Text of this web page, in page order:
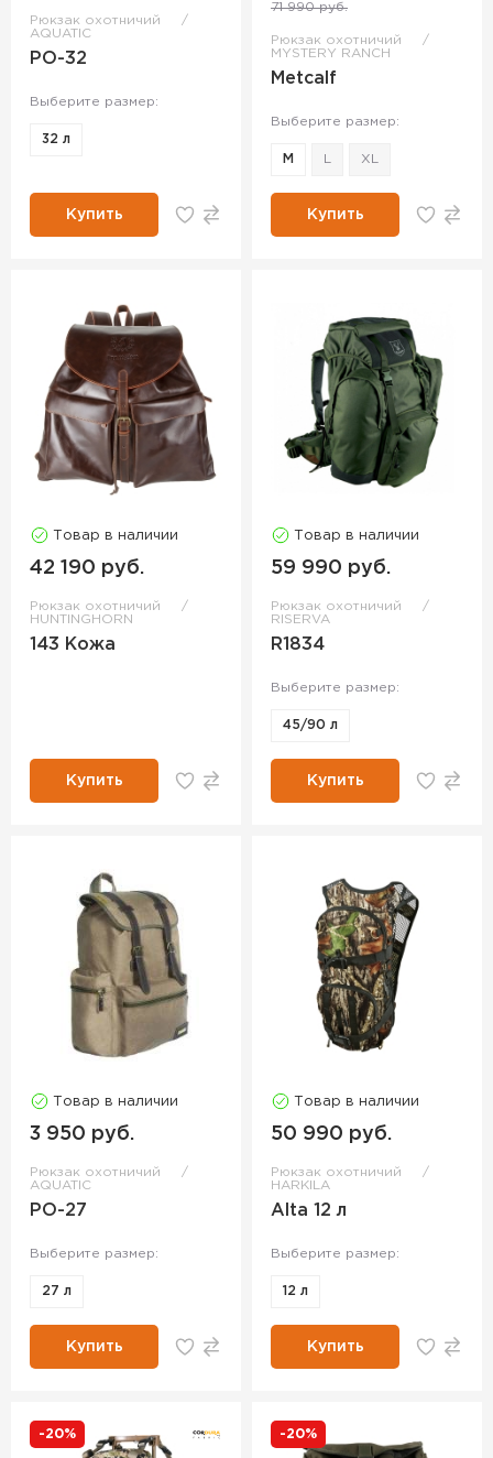
Рюкзак охотничий
AQUATIC
РО-32
Выберите размер:
32 л
Купить
71 990 руб.
Рюкзак охотничий
MYSTERY RANCH
Metcalf
Выберите размер:
M XL
Купить
Товар в наличии
42 190 руб.
Рюкзак охотничий
HUNTINGHORN
143 Кожа
Купить
Товар в наличии
59 990 руб.
Рюкзак охотничий
RISERVA
R1834
Выберите размер:
45/90 л
Купить
Товар в наличии
3 950 руб.
Рюкзак охотничий
AQUATIC
РО-27
Выберите размер:
27 л
Купить
Товар в наличии
50 990 руб.
Рюкзак охотничий
HARKILA
Alta 12 л
Выберите размер:
12 л
Купить
-20% -20%